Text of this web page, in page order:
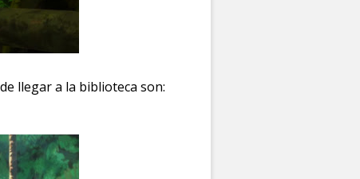
llegar a la biblioteca son: